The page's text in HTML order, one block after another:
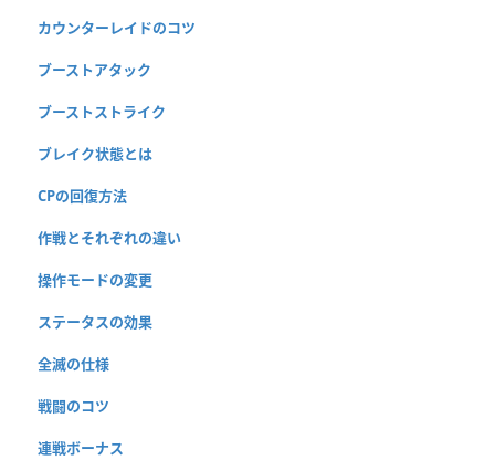
カウンターレイドのコツ
ブーストアタック
ブーストストライク
ブレイク状態とは
CPの回復方法
作戦とそれぞれの違い
操作モードの変更
ステータスの効果
全滅の仕様
戦闘のコツ
連戦ボーナス